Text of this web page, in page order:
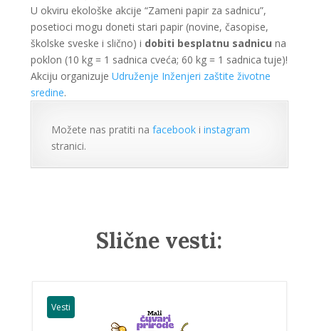
U okviru ekološke akcije “Zameni papir za sadnicu”,
posetioci mogu doneti stari papir (novine, časopise,
školske sveske i slično) i dobiti besplatnu sadnicu na
poklon (10 kg = 1 sadnica cveća; 60 kg = 1 sadnica tuje)!
Akciju organizuje Udruženje Inženjeri zaštite životne
sredine.
Možete nas pratiti na facebooki instagram
stranici.
Slične vesti:
Vesti